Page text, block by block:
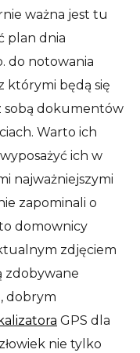
ważna jest tu
plan dnia
do notowania
którymi będą się
sobą dokumentów
Warto ich
ich w
najważniejszymi
zapominali o
domownicy
zdjęciem
zdobywane
dobrym
GPS dla
nie tylko